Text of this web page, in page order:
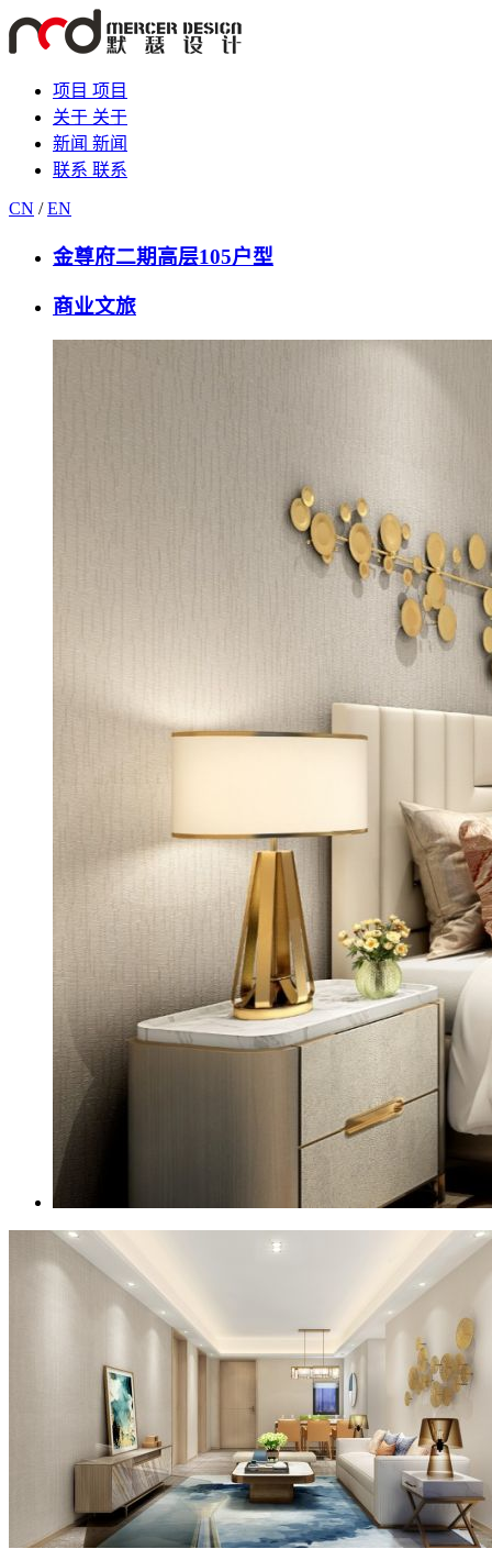
项目 项目
关于 关于
新闻 新闻
联系 联系
CN / EN
金尊府二期高层105户型
商业文旅